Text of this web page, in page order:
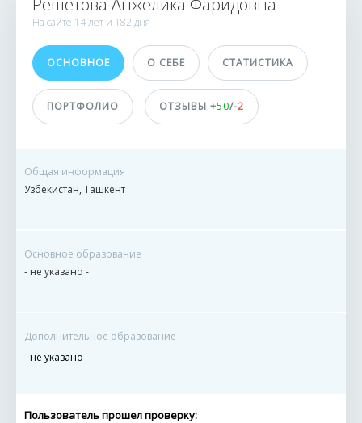
346 заказов
0 сделок
Принимает оплату
не указано
Решетова Анжелика Фаридовна
На сайте 14 лет и 182 дня
ОСНОВНОЕ О СЕБЕ СТАТИСТИКА
ПОРТФОЛИО ОТЗЫВЫ +50/-2
Общая информация
Узбекистан, Ташкент
Основное образование
- не указано -
Дополнительное образование
- не указано -
Пользователь прошел проверку: